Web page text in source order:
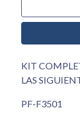
KIT
LAS
PF-F3501